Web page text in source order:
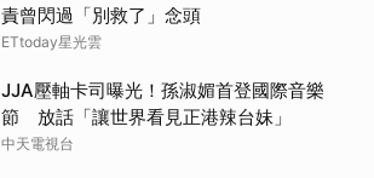
責曾閃過「別救了」念頭
ETtoday星光雲
JJA壓軸卡司曝光！孫淑媚首登國際音樂
節 放話「讓世界看見正港辣台妹」
中天電視台